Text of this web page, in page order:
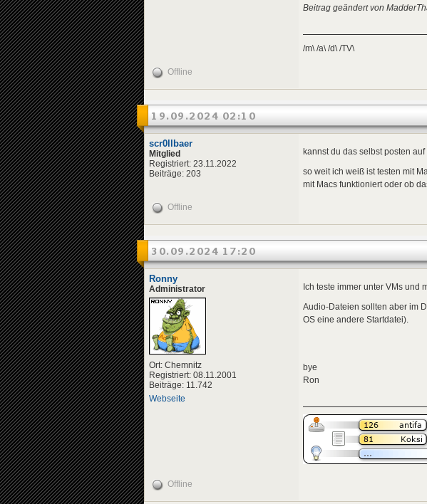
Beitrag geändert von
/m\ /a\ /d\ /TV\
Offline
19.09.2024 02:10
scr0llbaer
Mitglied
Registriert: 23.11.2022
Beiträge: 203
kannst du das selbst posten
so weit ich weiß ist testen mit
mit Macs funktioniert oder ob
Offline
30.09.2024 17:20
Ronny
Administrator
Ort: Chemnitz
Registriert: 08.11.2001
Beiträge: 11.742
Webseite
Ich teste immer unter VMs und
Audio-Dateien sollten aber im
OS eine andere Startdatei).
bye
Ron
Offline